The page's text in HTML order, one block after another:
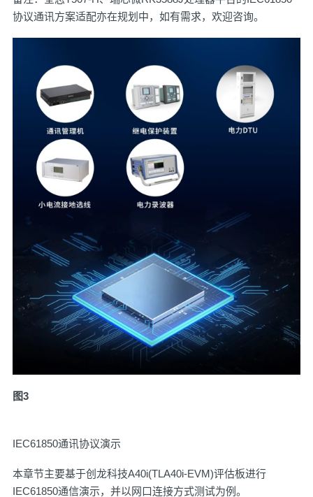
协议通讯方案适配亦在规划中，如有需求，欢迎咨询。
图3
IEC61850通讯协议演示
本章节主要基于创龙科技A40i(TLA40i-EVM)评估板进行
IEC61850通信演示，并以网口连接方式测试为例。